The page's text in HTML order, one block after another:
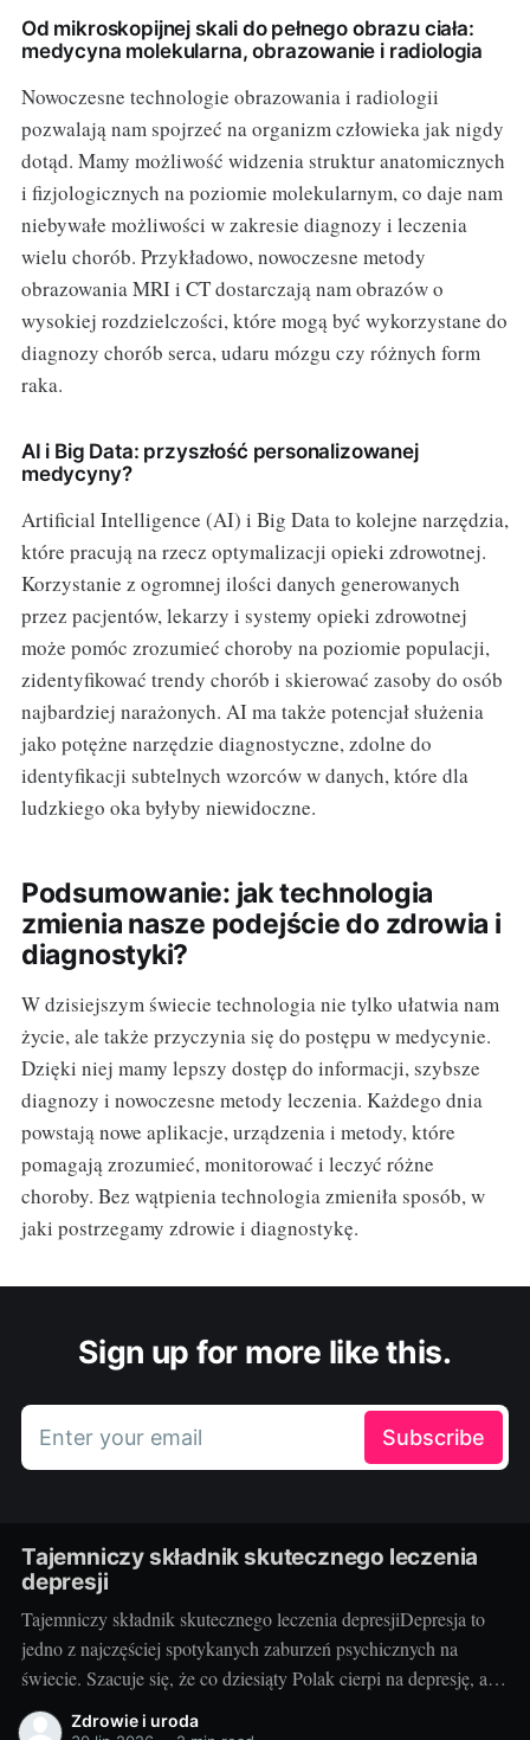
Od mikroskopijnej skali do pełnego obrazu ciała:
medycyna molekularna, obrazowanie i radiologia
Nowoczesne technologie obrazowania i radiologii
pozwalają nam spojrzeć na organizm człowieka jak nigdy
dotąd. Mamy możliwość widzenia struktur anatomicznych
i fizjologicznych na poziomie molekularnym, co daje nam
niebywałe możliwości w zakresie diagnozy i leczenia
wielu chorób. Przykładowo, nowoczesne metody
obrazowania MRI i CT dostarczają nam obrazów o
wysokiej rozdzielczości, które mogą być wykorzystane do
diagnozy chorób serca, udaru mózgu czy różnych form
raka.
AI i Big Data: przyszłość personalizowanej
medycyny?
Artificial Intelligence (AI) i Big Data to kolejne narzędzia,
które pracują na rzecz optymalizacji opieki zdrowotnej.
Korzystanie z ogromnej ilości danych generowanych
przez pacjentów, lekarzy i systemy opieki zdrowotnej
może pomóc zrozumieć choroby na poziomie populacji,
zidentyfikować trendy chorób i skierować zasoby do osób
najbardziej narażonych. AI ma także potencjał służenia
jako potężne narzędzie diagnostyczne, zdolne do
identyfikacji subtelnych wzorców w danych, które dla
ludzkiego oka byłyby niewidoczne.
Podsumowanie: jak technologia
zmienia nasze podejście do zdrowia i
diagnostyki?
W dzisiejszym świecie technologia nie tylko ułatwia nam
życie, ale także przyczynia się do postępu w medycynie.
Dzięki niej mamy lepszy dostęp do informacji, szybsze
diagnozy i nowoczesne metody leczenia. Każdego dnia
powstają nowe aplikacje, urządzenia i metody, które
pomagają zrozumieć, monitorować i leczyć różne
choroby. Bez wątpienia technologia zmieniła sposób, w
jaki postrzegamy zdrowie i diagnostykę.
Sign up for more like this.
Enter your email Subscribe
Tajemniczy składnik skutecznego leczenia
depresji
Tajemniczy składnik skutecznego leczenia depresjiDepresja to
jedno z najczęściej spotykanych zaburzeń psychicznych na
świecie. Szacuje się, że co dziesiąty Polak cierpi na depresję, a
problem ten dotyczy niezależnie zarówno kobiet, jak i mężczyzn,
Zdrowie i uroda